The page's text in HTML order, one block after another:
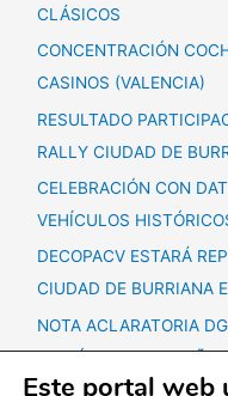
CLÁSICOS
CONCENTRACIÓN
CASINOS (VALENCIA)
RESULTADO
RALLY CIUDAD DE
CELEBRACIÓN CON
VEHÍCULOS
DECOPACV ESTARÁ
CIUDAD DE BURRIANA
NOTA ACLARATORIA
HISTÓRICOS + 60
Este portal web